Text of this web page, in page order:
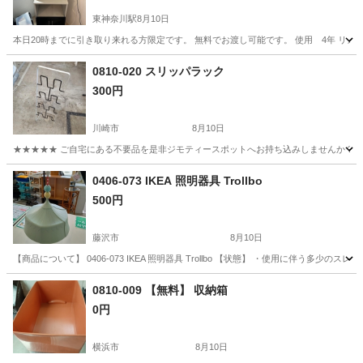
東神奈川駅8月10日
本日20時までに引き取り来れる方限定です。 無料でお渡し可能です。 使用 4年 リメ
神奈川 横浜市 収納家具
0810-020 スリッパラック
300円
川崎市 8月10日
★★★★★ ご自宅にある不要品を是非ジモティースポットへお持ち込みしませんか？
神奈川 川崎市 現地
0406-073 IKEA 照明器具 Trollbo
500円
藤沢市 8月10日
【商品について】 0406-073 IKEA 照明器具 Trollbo 【状態】 ・使用に伴う多少のス
神奈川 藤沢市 リユース
0810-009 【無料】 収納箱
0円
横浜市 8月10日